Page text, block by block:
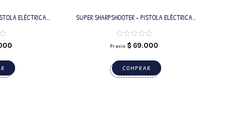
ELÉCTRICA
DE GEL
SUPER SHARPSHOOTER – PISTOLA ELÉCTRICA
ORANGE CON BALINES DE GEL
Precio $ 69.000
COMPRAR